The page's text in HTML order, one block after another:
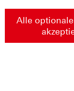
Alle